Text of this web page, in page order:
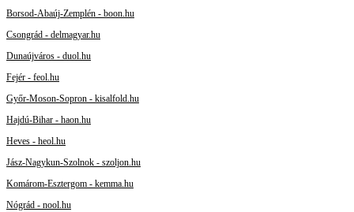
Borsod-Abaúj-Zemplén - boon.hu
Csongrád - delmagyar.hu
Dunaújváros - duol.hu
Fejér - feol.hu
Győr-Moson-Sopron - kisalfold.hu
Hajdú-Bihar - haon.hu
Heves - heol.hu
Jász-Nagykun-Szolnok - szoljon.hu
Komárom-Esztergom - kemma.hu
Nógrád - nool.hu